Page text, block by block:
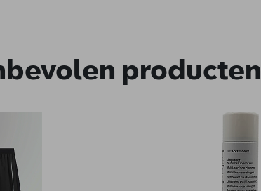
producten